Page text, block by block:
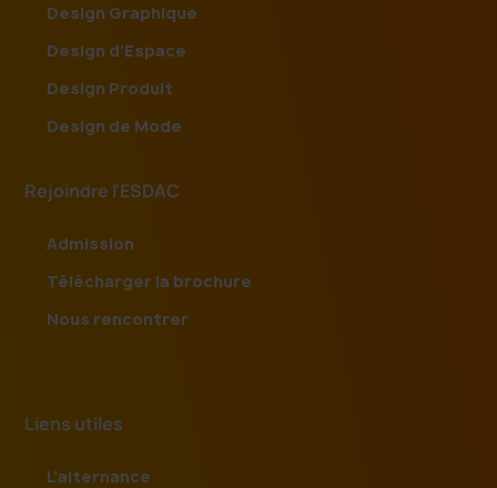
Design Graphique
Design d'Espace
Design Produit
Design de Mode
Rejoindre l'ESDAC
Admission
Télécharger la brochure
Nous rencontrer
Liens utiles
L'alternance